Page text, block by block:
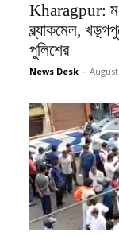
Kharagpur:
ব্ল্যাকমেল,
পুলিশের
News Desk -